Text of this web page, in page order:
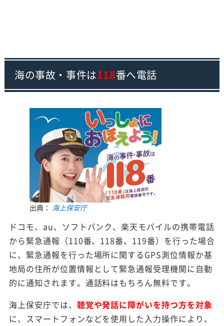
海の事故・事件は118番へ電話
出典： 海上保安庁
ドコモ、au、ソフトバンク、楽天モバイルの携帯電話
から緊急通報（110番、118番、119番）を行った場合
に、緊急通報を行った場所に関するGPS測位情報か基
地局の住所が位置情報として緊急通報受理機関に自動
的に通知されます。通話料はもちろん無料です。
海上保安庁では、 聴覚や発話に障がいを持つ方を対象
に、スマートフォンなどを使用した入力操作により、